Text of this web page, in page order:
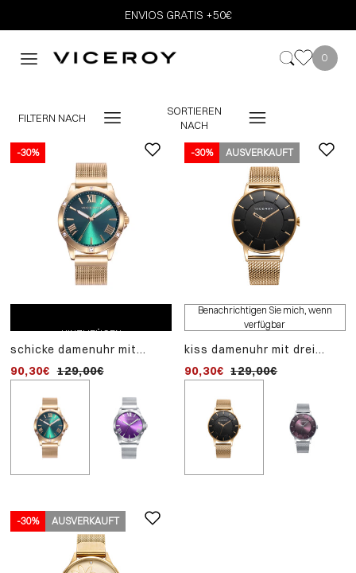
ENVIOS GRATIS +50€
0
FILTERN NACH
SORTIEREN
NACH
-30%
HINZUFÜGEN
schicke damenuhr mit
und -armband
90,30€ 129,00€
-10%
HINZUFÜGEN
schicke damenuhr mit
stahl
98,10€ 109,00€
-30% AUSVERKAUFT
Benachrichtigen Sie mich, wenn
verfügbar
kiss damenuhr mit drei
stahl mit mailänder mesh
90,30€ 129,00€
-30% AUSVERKAUFT